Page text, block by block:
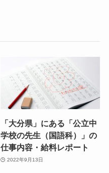
「大分県」にある「公立中
学校の先生（国語科）」の
仕事内容・給料レポート
2022年9月13日